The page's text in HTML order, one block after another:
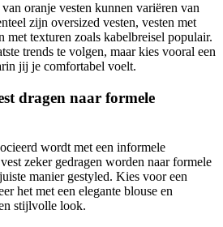
oranje vesten kunnen variëren van
zijn oversized vesten, vesten met
met texturen zoals kabelbreisel populair.
trends te volgen, maar kies vooral een
jij je comfortabel voelt.
dragen naar formele
wordt met een informele
zeker gedragen worden naar formele
manier gestyled. Kies voor een
het met een elegante blouse en
stijlvolle look.